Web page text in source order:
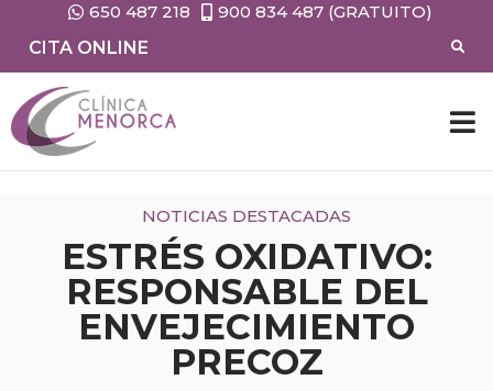
650 487 218
900 834 487 (GRATUITO)
CITA ONLINE
NOTICIAS DESTACADAS
ESTRÉS OXIDATIVO:
RESPONSABLE DEL
ENVEJECIMIENTO
PRECOZ